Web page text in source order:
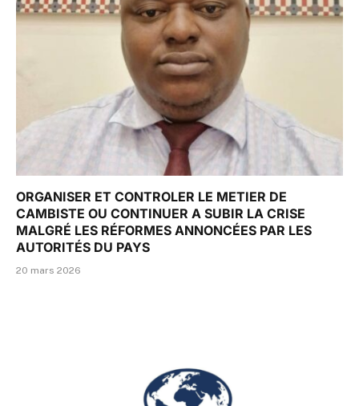
ORGANISER ET CONTROLER LE METIER DE
CAMBISTE OU CONTINUER A SUBIR LA CRISE
MALGRÉ LES RÉFORMES ANNONCÉES PAR LES
AUTORITÉS DU PAYS
20 mars 2026